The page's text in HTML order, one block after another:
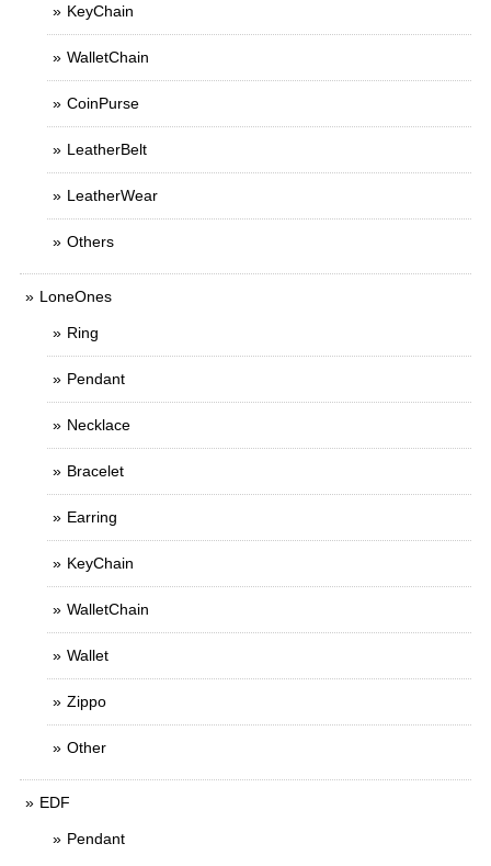
KeyChain
WalletChain
CoinPurse
LeatherBelt
LeatherWear
Others
LoneOnes
Ring
Pendant
Necklace
Bracelet
Earring
KeyChain
WalletChain
Wallet
Zippo
Other
EDF
Pendant